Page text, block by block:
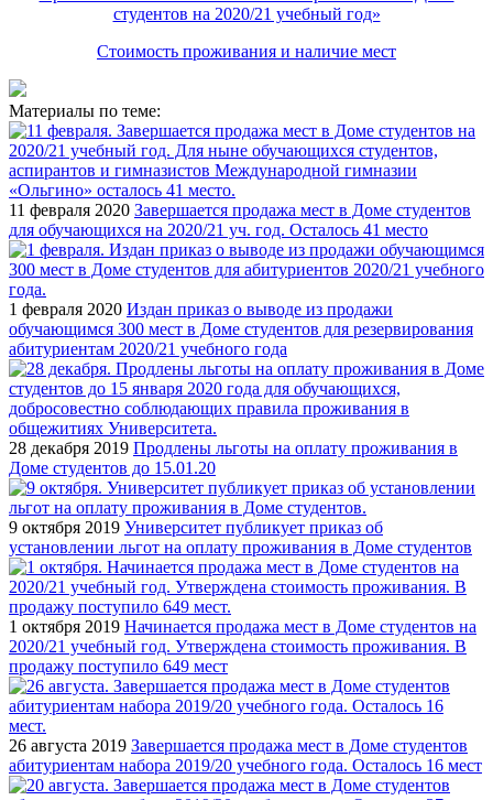
студентов на 2020/21 учебный год»
Стоимость проживания и наличие мест
Материалы по теме:
11 февраля 2020 Завершается продажа мест в Доме студентов
для обучающихся на 2020/21 уч. год. Осталось 41 место
1 февраля 2020 Издан приказ о выводе из продажи
обучающимся 300 мест в Доме студентов для резервирования
абитуриентам 2020/21 учебного года
28 декабря 2019 Продлены льготы на оплату проживания в
Доме студентов до 15.01.20
9 октября 2019 Университет публикует приказ об
установлении льгот на оплату проживания в Доме студентов
1 октября 2019 Начинается продажа мест в Доме студентов на
2020/21 учебный год. Утверждена стоимость проживания. В
продажу поступило 649 мест
26 августа 2019 Завершается продажа мест в Доме студентов
абитуриентам набора 2019/20 учебного года. Осталось 16 мест